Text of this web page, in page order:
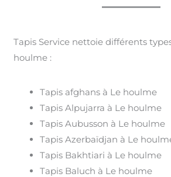
Tapis Service nettoie différents
houlme :
Tapis afghans à Le houlme
Tapis Alpujarra à Le houlme
Tapis Aubusson à Le houlme
Tapis Azerbaïdjan à Le
Tapis Bakhtiari à Le houlme
Tapis Baluch à Le houlme